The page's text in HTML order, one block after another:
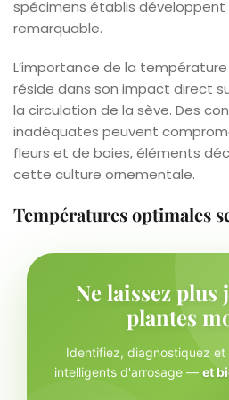
spécimens établis développent
remarquable.
L’importance de la
réside dans son impact direct
la circulation de la sève. Des
inadéquates peuvent
fleurs et de baies, éléments
cette culture ornementale.
Températures optimales
Ne laissez plus
plantes
Identifiez, diagnostiquez
intelligents d'arrosage — et